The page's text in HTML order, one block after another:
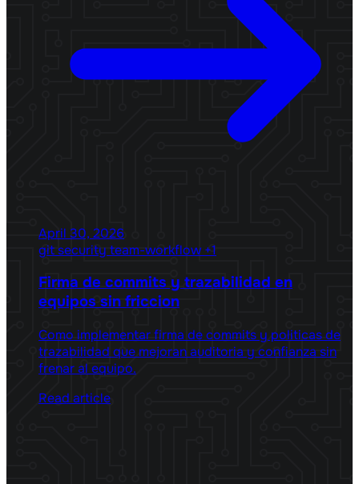
April 30, 2026
git security team-workflow +1
Firma de commits y trazabilidad en
equipos sin friccion
Como implementar firma de commits y politicas de
trazabilidad que mejoran auditoria y confianza sin
frenar al equipo.
Read article